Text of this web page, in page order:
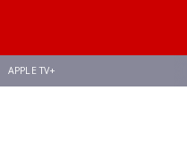
APPLE TV+